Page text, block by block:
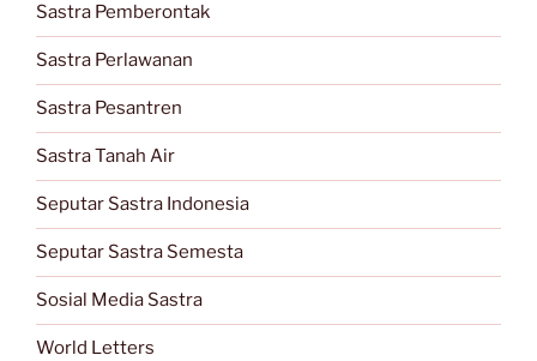
Sastra Pemberontak
Sastra Perlawanan
Sastra Pesantren
Sastra Tanah Air
Seputar Sastra Indonesia
Seputar Sastra Semesta
Sosial Media Sastra
World Letters